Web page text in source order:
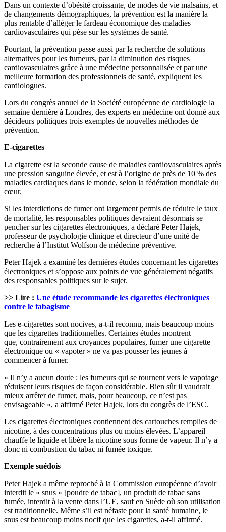
Dans un contexte d’obésité croissante, de modes de vie malsains, et
de changements démographiques, la prévention est la manière la
plus rentable d’alléger le fardeau économique des maladies
cardiovasculaires qui pèse sur les systèmes de santé.
Pourtant, la prévention passe aussi par la recherche de solutions
alternatives pour les fumeurs, par la diminution des risques
cardiovasculaires grâce à une médecine personnalisée et par une
meilleure formation des professionnels de santé, expliquent les
cardiologues.
Lors du congrès annuel de la Société européenne de cardiologie la
semaine dernière à Londres, des experts en médecine ont donné aux
décideurs politiques trois exemples de nouvelles méthodes de
prévention.
E-cigarettes
La cigarette est la seconde cause de maladies cardiovasculaires après
une pression sanguine élevée, et est à l’origine de près de 10 % des
maladies cardiaques dans le monde, selon la fédération mondiale du
cœur.
Si les interdictions de fumer ont largement permis de réduire le taux
de mortalité, les responsables politiques devraient désormais se
pencher sur les cigarettes électroniques, a déclaré Peter Hajek,
professeur de psychologie clinique et directeur d’une unité de
recherche à l’Institut Wolfson de médecine préventive.
Peter Hajek a examiné les dernières études concernant les cigarettes
électroniques et s’oppose aux points de vue généralement négatifs
des responsables politiques sur le sujet.
>> Lire : Une étude recommande les cigarettes électroniques
contre le tabagisme
Les e-cigarettes sont nocives, a-t-il reconnu, mais beaucoup moins
que les cigarettes traditionnelles. Certaines études montrent
que, contrairement aux croyances populaires, fumer une cigarette
électronique ou « vapoter » ne va pas pousser les jeunes à
commencer à fumer.
« Il n’y a aucun doute : les fumeurs qui se tournent vers le vapotage
réduisent leurs risques de façon considérable. Bien sûr il vaudrait
mieux arrêter de fumer, mais, pour beaucoup, ce n’est pas
envisageable », a affirmé Peter Hajek, lors du congrès de l’ESC.
Les cigarettes électroniques contiennent des cartouches remplies de
nicotine, à des concentrations plus ou moins élevées. L’appareil
chauffe le liquide et libère la nicotine sous forme de vapeur. Il n’y a
donc ni combustion du tabac ni fumée toxique.
Exemple suédois
Peter Hajek a même reproché à la Commission européenne d’avoir
interdit le « snus » [poudre de tabac], un produit de tabac sans
fumée, interdit à la vente dans l’UE, sauf en Suède où son utilisation
est traditionnelle. Même s’il est néfaste pour la santé humaine, le
snus est beaucoup moins nocif que les cigarettes, a-t-il affirmé.